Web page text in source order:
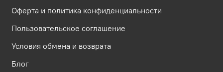
Оферта и политика конфиденциальности
Пользовательское соглашение
Условия обмена и возврата
Блог